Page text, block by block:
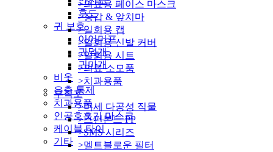
>의료용 페이스 마스크
>장갑 & 앞치마
>일회용 캡
>일회용 신발 커버
>일회용 시트
>의료 소모품
>치과용품
부직포
>미세 다공성 직물
>스펀본드 PP
>SMS 시리즈
>멜트블로운 필터
후드
귀 보호
이어머프
귀덮개
귀마개
비옷
유출 통제
치과용품
인공호흡기 마스크
케이블 타이
기타